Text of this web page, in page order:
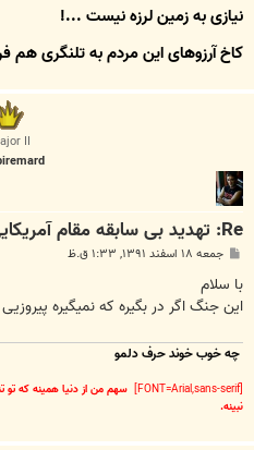
نیازی به زمین لرزه نیست ...!
کاخِ آرزوهای این مردم به تلنگری هم
II
Re: تهدید بی سابقه مقام آمریکایی علیه ایران
پ
ت
جمعه ۱۸ اسفند ۱۳۹۱, ۱:۳۳ ق.ظ
با سلام
این جنگ اگر در بگیره که نمیگیره
چه خوب خوند حرف دلمو
سهم من از دنیا همینه که تو
نبینه.